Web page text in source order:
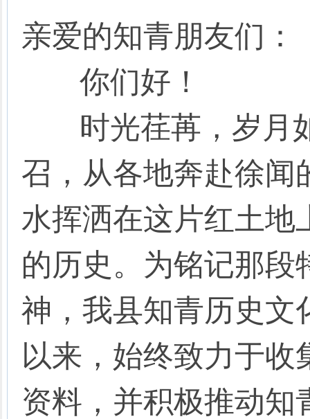
亲爱的知青朋友们：
你们好！
时光荏苒，岁月
召，从各地奔赴徐闻
水挥洒在这片红土地
的历史。为铭记那段
神，我县知青历史文
以来，始终致力于收
资料，并积极推动知